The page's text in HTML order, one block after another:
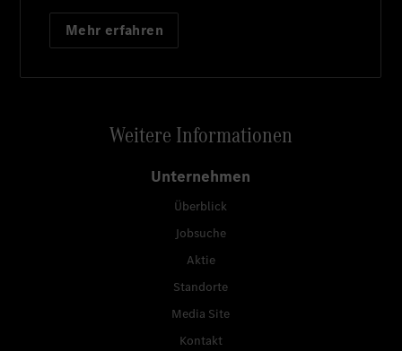
Mehr erfahren
Weitere Informationen
Unternehmen
Überblick
Jobsuche
Aktie
Standorte
Media Site
Kontakt